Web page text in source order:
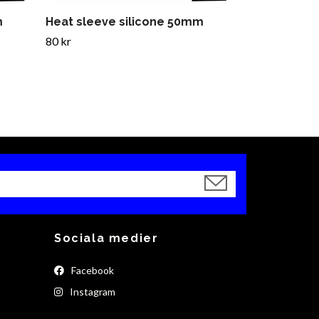
Heat sleeve silicone 50mm
80 kr
Sociala medier
Facebook
Instagram